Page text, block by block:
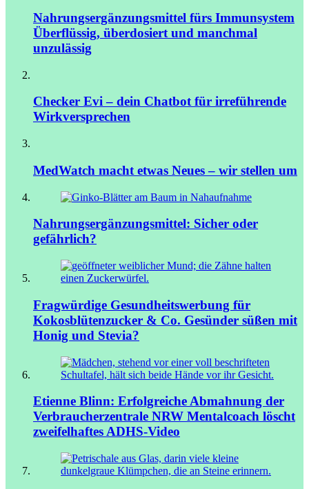
Nahrungsergänzungsmittel fürs Immunsystem
Überflüssig, überdosiert und manchmal
unzulässig
Checker Evi – dein Chatbot für irreführende
Wirkversprechen
MedWatch macht etwas Neues – wir stellen um
Nahrungsergänzungsmittel: Sicher oder
gefährlich?
Fragwürdige Gesundheitswerbung für
Kokosblütenzucker & Co. Gesünder süßen mit
Honig und Stevia?
Etienne Blinn: Erfolgreiche Abmahnung der
Verbraucherzentrale NRW Mentalcoach löscht
zweifelhaftes ADHS-Video